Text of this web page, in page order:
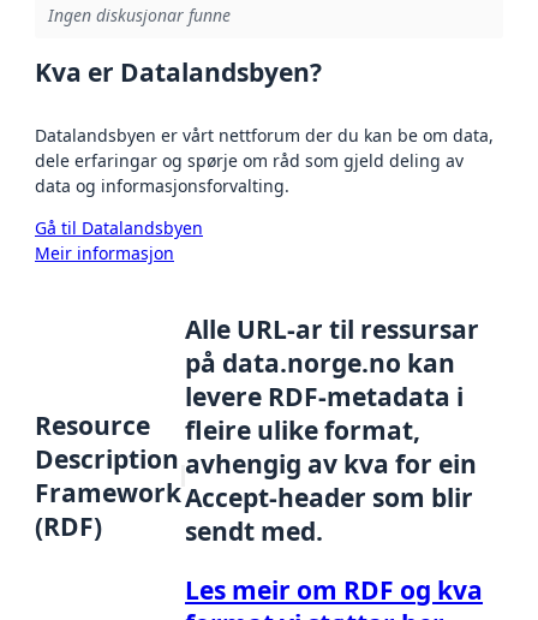
Ingen diskusjonar funne
Kva er Datalandsbyen?
Datalandsbyen er vårt nettforum der du kan be om data,
dele erfaringar og spørje om råd som gjeld deling av
data og informasjonsforvalting.
Gå til Datalandsbyen
Meir informasjon
Resource
Description
Framework
(RDF)
Alle URL-ar til ressursar
på data.norge.no kan
levere RDF-metadata i
fleire ulike format,
avhengig av kva for ein
Accept-header som blir
sendt med.
Les meir om RDF og kva